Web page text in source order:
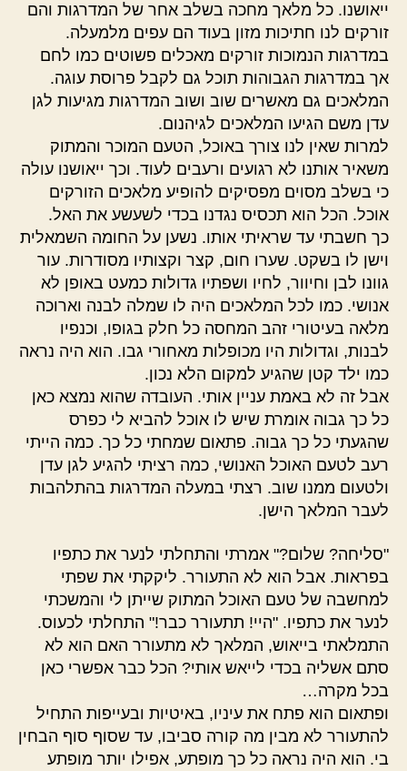
ייאושנו. כל מלאך מחכה בשלב אחר של המדרגות והם
זורקים לנו חתיכות מזון בעוד הם עפים מלמעלה.
במדרגות הנמוכות זורקים מאכלים פשוטים כמו לחם
אך במדרגות הגבוהות תוכל גם לקבל פרוסת עוגה.
המלאכים גם מאשרים שוב ושוב המדרגות מגיעות לגן
עדן משם הגיעו המלאכים לגיהנום.
למרות שאין לנו צורך באוכל, הטעם המוכר והמתוק
משאיר אותנו לא רגועים ורעבים לעוד. וכך ייאושנו עולה
כי בשלב מסוים מפסיקים להופיע מלאכים הזורקים
אוכל. הכל הוא תכסיס נגדנו בכדי לשעשע את האל.
כך חשבתי עד שראיתי אותו. נשען על החומה השמאלית
וישן לו בשקט. שערו חום, קצר וקצותיו מסודרות. עור
גוונו לבן וחיוור, לחיו ושפתיו גדולות כמעט באופן לא
אנושי. כמו לכל המלאכים היה לו שמלה לבנה וארוכה
מלאה בעיטורי זהב המחסה כל חלק בגופו, וכנפיו
לבנות, וגדולות היו מכופלות מאחורי גבו. הוא היה נראה
כמו ילד קטן שהגיע למקום הלא נכון.
אבל זה לא באמת עניין אותי. העובדה שהוא נמצא כאן
כל כך גבוה אומרת שיש לו אוכל להביא לי כפרס
שהגעתי כל כך גבוה. פתאום שמחתי כל כך. כמה הייתי
רעב לטעם האוכל האנושי, כמה רציתי להגיע לגן עדן
ולטעום ממנו שוב. רצתי במעלה המדרגות בהתלהבות
לעבר המלאך הישן.
"סליחה? שלום?" אמרתי והתחלתי לנער את כתפיו
בפראות. אבל הוא לא התעורר. ליקקתי את שפתי
למחשבה של טעם האוכל המתוק שייתן לי והמשכתי
לנער את כתפיו. "היי! תתעורר כבר!" התחלתי לכעוס.
התמלאתי בייאוש, המלאך לא מתעורר האם הוא לא
סתם אשליה בכדי לייאש אותי? הכל כבר אפשרי כאן
בכל מקרה…
ופתאום הוא פתח את עיניו, באיטיות ובעייפות התחיל
להתעורר לא מבין מה קורה סביבו, עד שסוף סוף הבחין
בי. הוא היה נראה כל כך מופתע, אפילו יותר מופתע